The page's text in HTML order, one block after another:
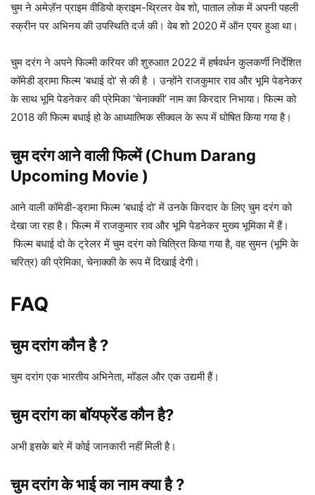
चुम ने अमेज़ॅन प्राइम वीडियो क्राइम-थ्रिलर वेब शो, पाताल लोक में अपनी पहली
स्क्रीन पर अभिनय की उपस्थिति दर्ज की। वेब शो 2020 में ऑन एयर हुआ था।
चुम दरंग ने अपने फिल्मी करियर की शुरुआत 2022 में हर्षवर्धन कुलकर्णी निर्देशित
कॉमेडी ड्रामा फिल्म ‘बधाई दो’ से की है । उन्होंने राजकुमार राव और भूमि पेडनेकर
के साथ भूमि पेडनेकर की प्रेमिका ‘चेनाक्की’ नाम का किरदार निभाया। फिल्म को
2018 की फिल्म बधाई हो के आध्यात्मिक सीक्वल के रूप में घोषित किया गया है।
चुम दरंग आने वाली फिल्में(Chum Darang
Upcoming Movie )
आने वाली कॉमेडी-ड्रामा फिल्म ‘बधाई दो’ में उनके किरदार के लिए चुम दरंग को
देखा जा रहा है। फिल्म में राजकुमार राव और भूमि पेडनेकर मुख्य भूमिका में हैं।
फिल्म बधाई दो के ट्रेलर में चुम दरंग को चित्रित किया गया है, वह सुमन (भूमि के
चरित्र) की प्रेमिका, चेनाक्की के रूप में दिखाई देगी।
FAQ
चुम दरांग कौन है ?
चुम दरांग एक भारतीय अभिनेता, मॉडल और एक उद्यमी हैं।
चुम दरांग का बॉयफ्रेंड कौन है?
अभी इसके बारे में कोई जानकारी नहीं मिली है।
चुम दरांग के भाई का नाम क्या है ?